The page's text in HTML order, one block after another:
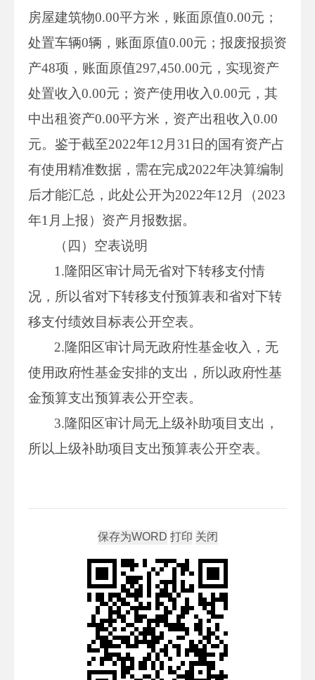
房屋建筑物0.00平方米，账面原值0.00元；
处置车辆0辆，账面原值0.00元；报废报损资
产48项，账面原值297,450.00元，实现资产
处置收入0.00元；资产使用收入0.00元，其
中出租资产0.00平方米，资产出租收入0.00
元。鉴于截至2022年12月31日的国有资产占
有使用精准数据，需在完成2022年决算编制
后才能汇总，此处公开为2022年12月（2023
年1月上报）资产月报数据。
（四）空表说明
1.隆阳区审计局无省对下转移支付情
况，所以省对下转移支付预算表和省对下转
移支付绩效目标表公开空表。
2.隆阳区审计局无政府性基金收入，无
使用政府性基金安排的支出，所以政府性基
金预算支出预算表公开空表。
3.隆阳区审计局无上级补助项目支出，
所以上级补助项目支出预算表公开空表。